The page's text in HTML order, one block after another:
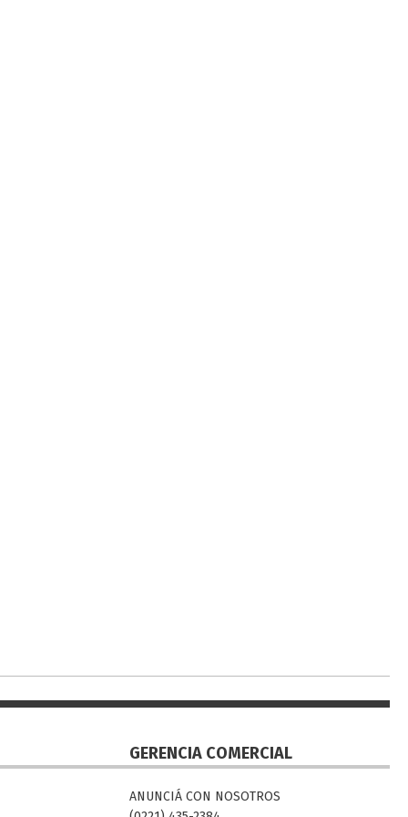
GERENCIA COMERCIAL
ANUNCIÁ CON NOSOTROS